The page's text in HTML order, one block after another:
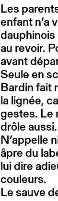
Les
enfant n’a
dauphinois
au revoir.
avant
Seule en
Bardin fait
la lignée,
gestes. Le
drôle
N’appelle
âpre du
lui dire
couleurs.
Le sauve